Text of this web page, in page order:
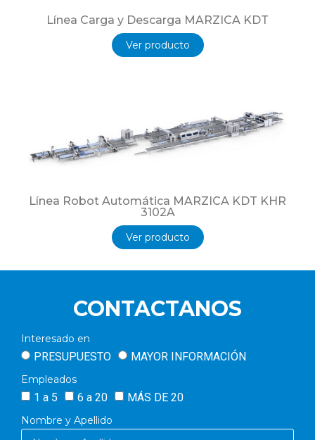
Línea Carga y Descarga MARZICA KDT
Ver producto
Línea Robot Automática MARZICA KDT KHR
3102A
Ver producto
CONTACTANOS
Interesado en
PRESUPUESTO MAYOR INFORMACIÓN
Empleados
1 a 5 6 a 20 MÁS DE 20
Nombre y Apellido